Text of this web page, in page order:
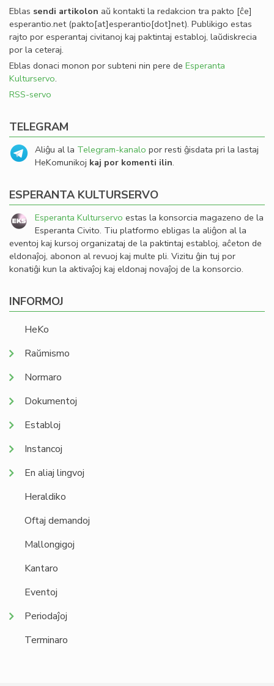
Eblas sendi artikolon aŭ kontakti la redakcion tra pakto [ĉe]
esperantio.net(pakto[at]esperantio[dot]net). Publikigo estas
rajto por esperantaj civitanoj kaj paktintaj establoj, laŭdiskrecia
por la ceteraj.
Eblas donaci monon por subteni nin pere de Esperanta
Kulturservo.
RSS-servo
TELEGRAM
Aliĝu al la Telegram-kanalo por resti ĝisdata pri la lastaj
HeKomunikoj kaj por komenti ilin.
ESPERANTA KULTURSERVO
Esperanta Kulturservo estas la konsorcia magazeno de la
Esperanta Civito. Tiu platformo ebligas la aliĝon al la
eventoj kaj kursoj organizataj de la paktintaj establoj, aĉeton de
eldonaĵoj, abonon al revuoj kaj multe pli. Vizitu ĝin tuj por
konatiĝi kun la aktivaĵoj kaj eldonaj novaĵoj de la konsorcio.
INFORMOJ
HeKo
Raŭmismo
Normaro
Dokumentoj
Establoj
Instancoj
En aliaj lingvoj
Heraldiko
Oftaj demandoj
Mallongigoj
Kantaro
Eventoj
Periodaĵoj
Terminaro